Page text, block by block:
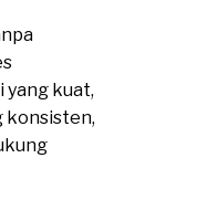
yang kuat,
konsisten,